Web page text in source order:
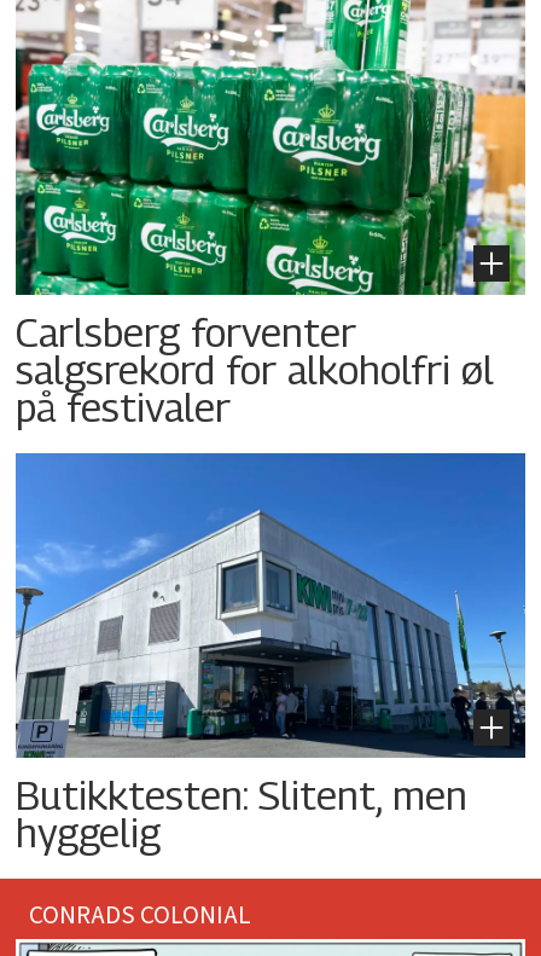
Carlsberg forventer
salgsrekord for alkoholfri øl
på festivaler
Butikktesten: Slitent, men
hyggelig
CONRADS COLONIAL